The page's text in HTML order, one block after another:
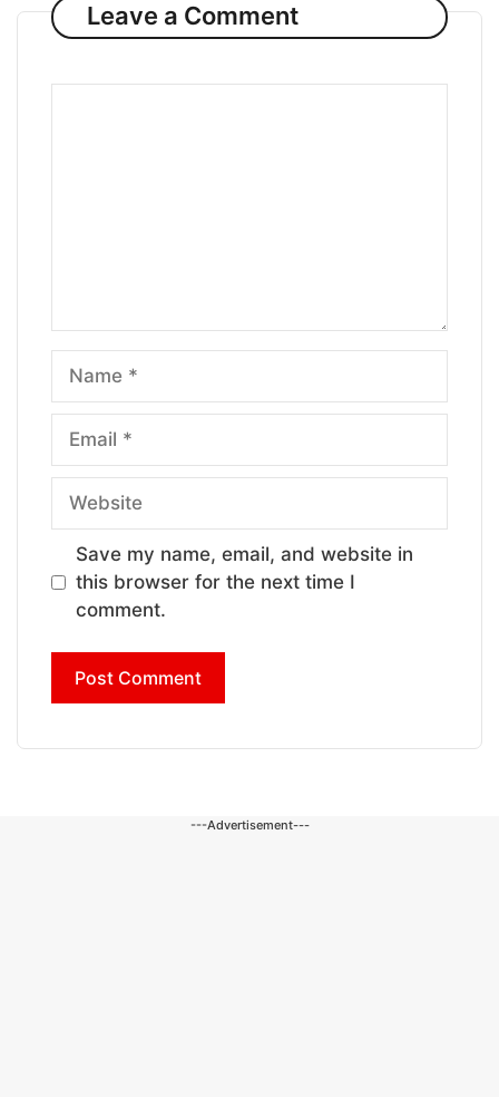
Leave a Comment
Save my name, email, and website in
this browser for the next time I
comment.
---Advertisement---